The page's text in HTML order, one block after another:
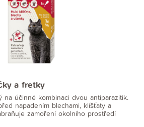
a fretky
na účinné kombinaci dvou antiparazitik.
napadením blechami, klíšťaty a
zamoření okolního prostředí